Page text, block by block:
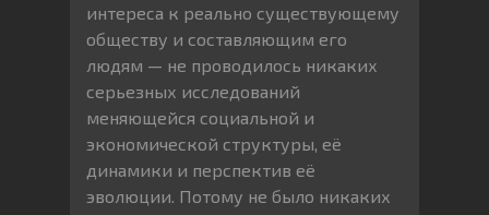
интереса к реально существующему
обществу и составляющим его
людям — не проводилось никаких
серьезных исследований
меняющейся социальной и
экономической структуры, её
динамики и перспектив её
эволюции. Потому не было никаких